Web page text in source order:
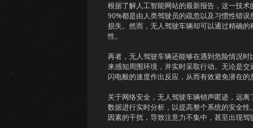
根据了解人工智能网站的最新报告，这一技
90%都是由人类驾驶员的疏忽以及习惯性错
损失。然而，无人驾驶车辆却可以通过精确
性。
再者，无人驾驶车辆还能够在遇到危险情况
来感知周围环境，并实时采取行动。无论是
闪电般的速度作出反应，从而有效避免潜在的
关于网络安全，无人驾驶车辆销声匿迹，远
数据进行实时分析，以提高整个系统的安全
因素的干扰，导致注意力不集中，甚至出现驾